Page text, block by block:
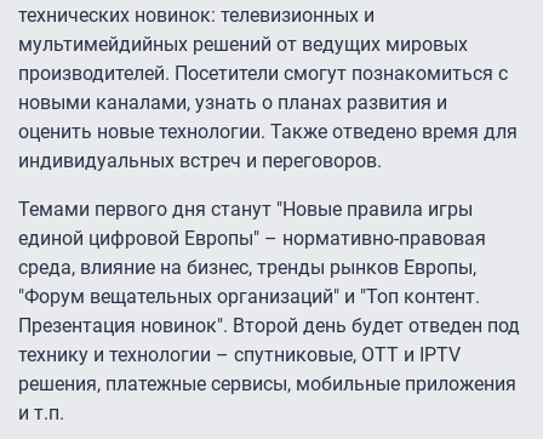
технических новинок: телевизионных и
мультимейдийных решений от ведущих мировых
производителей. Посетители смогут познакомиться с
новыми каналами, узнать о планах развития и
оценить новые технологии. Также отведено время для
индивидуальных встреч и переговоров.
Темами первого дня станут "Новые правила игры
единой цифровой Европы" – нормативно-правовая
среда, влияние на бизнес, тренды рынков Европы,
"Форум вещательных организаций" и "Топ контент.
Презентация новинок". Второй день будет отведен под
технику и технологии – спутниковые, OTT и IPTV
решения, платежные сервисы, мобильные приложения
и т.п.